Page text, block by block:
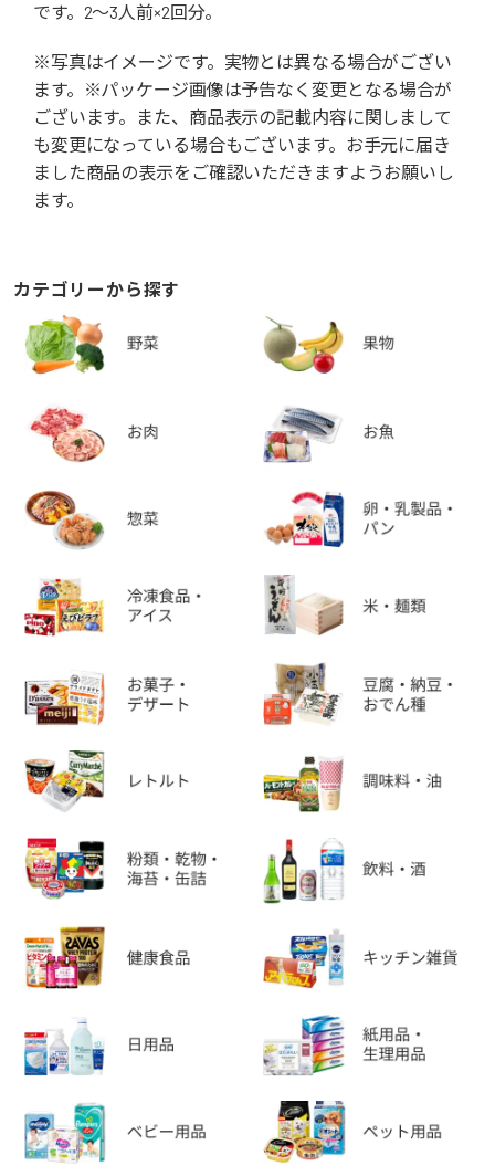
です。2～3人前×2回分。
※写真はイメージです。実物とは異なる場合がござい
ます。※パッケージ画像は予告なく変更となる場合が
ございます。また、商品表示の記載内容に関しまして
も変更になっている場合もございます。お手元に届き
ました商品の表示をご確認いただきますようお願いし
ます。
カテゴリーから探す